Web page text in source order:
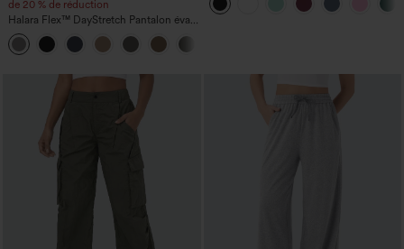
de 20 % de réduction
Halara Flex™ DayStretch Pantalon évasé
taille haute à poches pour le travail
soutien‑gorge intégré — bonnets A–D